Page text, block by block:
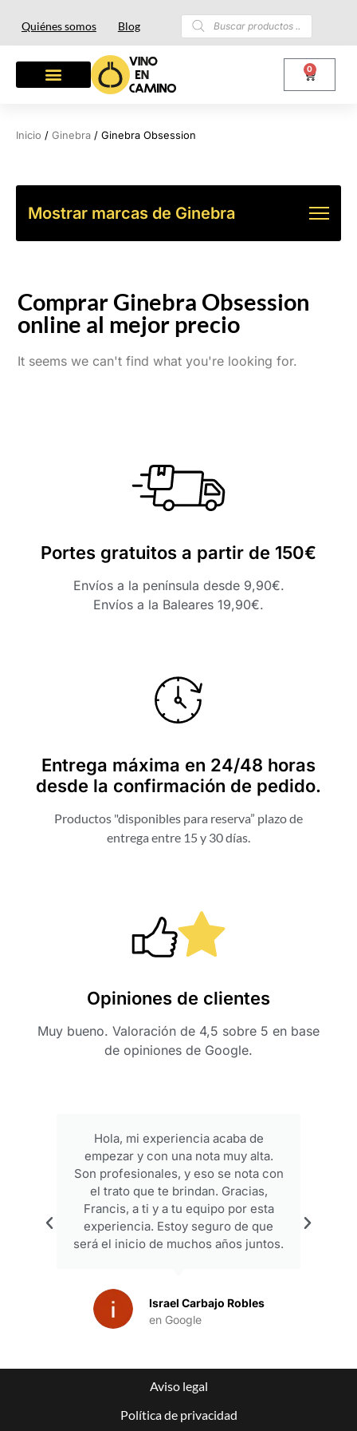
Quiénes somos Blog
0
Inicio / Ginebra / Ginebra Obsession
Mostrar marcas de Ginebra
Comprar Ginebra Obsession
online al mejor precio
It seems we can't find what you're looking for.
Portes gratuitos a partir de 150€
Envíos a la península desde 9,90€.
Envíos a la Baleares 19,90€.
Entrega máxima en 24/48 horas
desde la confirmación de pedido.
Productos "disponibles para reserva” plazo de
entrega entre 15 y 30 días.
Opiniones de clientes
Muy bueno. Valoración de 4,5 sobre 5 en base
de opiniones de Google.
Hola, mi experiencia acaba de
empezar y con una nota muy alta.
Son profesionales, y eso se nota con
el trato que te brindan. Gracias,
Francis, a ti y a tu equipo por esta
experiencia. Estoy seguro de que
será el inicio de muchos años juntos.
Israel Carbajo Robles
en Google
Aviso legal
Política de privacidad